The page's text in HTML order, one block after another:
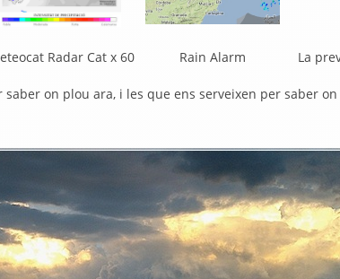
Radar Cat x 60 Rain Alarm La
on plou ara, i les que ens serveixen per saber on